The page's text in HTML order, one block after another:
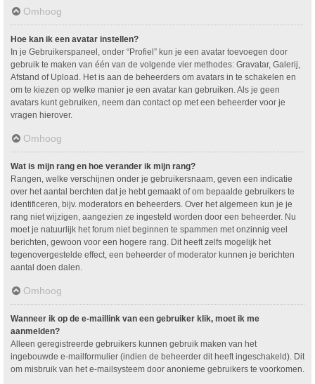
Omhoog
Hoe kan ik een avatar instellen?
In je Gebruikerspaneel, onder “Profiel” kun je een avatar toevoegen door
gebruik te maken van één van de volgende vier methodes: Gravatar, Galerij,
Afstand of Upload. Het is aan de beheerders om avatars in te schakelen en
om te kiezen op welke manier je een avatar kan gebruiken. Als je geen
avatars kunt gebruiken, neem dan contact op met een beheerder voor je
vragen hierover.
Omhoog
Wat is mijn rang en hoe verander ik mijn rang?
Rangen, welke verschijnen onder je gebruikersnaam, geven een indicatie
over het aantal berchten dat je hebt gemaakt of om bepaalde gebruikers te
identificeren, bijv. moderators en beheerders. Over het algemeen kun je je
rang niet wijzigen, aangezien ze ingesteld worden door een beheerder. Nu
moet je natuurlijk het forum niet beginnen te spammen met onzinnig veel
berichten, gewoon voor een hogere rang. Dit heeft zelfs mogelijk het
tegenovergestelde effect, een beheerder of moderator kunnen je berichten
aantal doen dalen.
Omhoog
Wanneer ik op de e-maillink van een gebruiker klik, moet ik me
aanmelden?
Alleen geregistreerde gebruikers kunnen gebruik maken van het
ingebouwde e-mailformulier (indien de beheerder dit heeft ingeschakeld). Dit
om misbruik van het e-mailsysteem door anonieme gebruikers te voorkomen.